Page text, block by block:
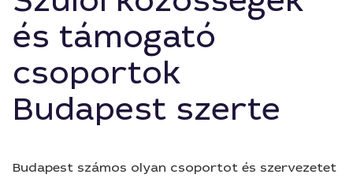
és támogató
csoportok
Budapest szerte
Budapest számos olyan csoportot és szervezetet